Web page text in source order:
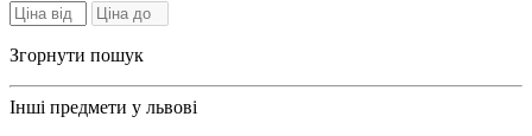
Згорнути пошук
Інші предмети у львові